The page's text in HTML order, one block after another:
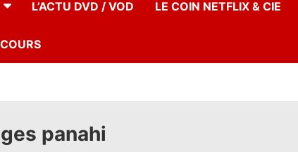
L’ACTU DVD / VOD LE COIN NETFLIX & CIE
panahi